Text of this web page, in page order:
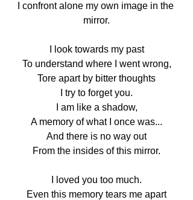
I confront alone my own image in the
mirror.
I look towards my past
To understand where I went wrong,
Tore apart by bitter thoughts
I try to forget you.
I am like a shadow,
A memory of what I once was...
And there is no way out
From the insides of this mirror.
I loved you too much.
Even this memory tears me apart